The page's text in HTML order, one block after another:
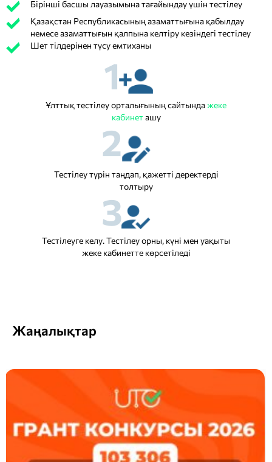
Бірінші басшы лауазымына тағайындау үшін тестілеу
Қазақстан Республикасының азаматтығына қабылдау
немесе азаматтығын қалпына келтіру кезіндегі тестілеу
Шет тілдерінен түсу емтиханы
1
Ұлттық тестілеу орталығының сайтындажеке
кабинеташу
2
Тестілеу түрін таңдап, қажетті деректерді
толтыру
3
Тестілеуге келу. Тестілеу орны, күні мен уақыты
жеке кабинетте көрсетіледі
Жаңалықтар